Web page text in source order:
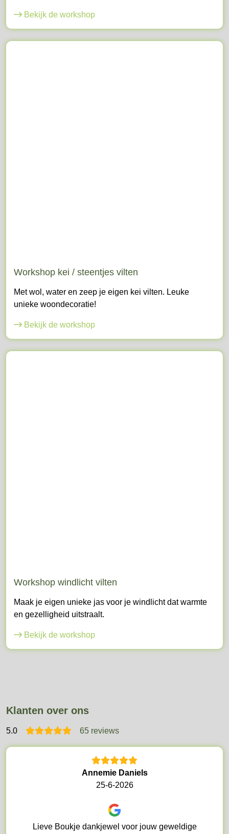
Bekijk de workshop
Workshop kei / steentjes vilten
Met wol, water en zeep je eigen kei vilten. Leuke
unieke woondecoratie!
Bekijk de workshop
Workshop windlicht vilten
Maak je eigen unieke jas voor je windlicht dat warmte
en gezelligheid uitstraalt.
Bekijk de workshop
Klanten over ons
5.0 65 reviews
Annemie Daniels
25-6-2026
Lieve Boukje dankjewel voor jouw geweldige